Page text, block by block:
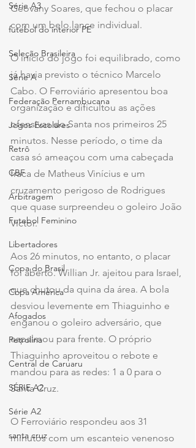
Série A3
futebol do interior PE
Seleção Brasileira
Série A
Federação Pernambucana
Jogos Escolares
Retrô
CBF
Arbitragem
Futebol Feminino
Libertadores
Copa do Brasil
Copa América
Afogados
Petrolina
Central de Caruaru
SÉRIE A2
Série A2
santa cruz
Geovany Soares, que fechou o placar
com um belo lance individual.
O início do jogo foi equilibrado, como
já havia previsto o técnico Marcelo
Cabo. O Ferroviário apresentou boa
organização e dificultou as ações
ofensivas do Santa nos primeiros 25
minutos. Nesse período, o time da
casa só ameaçou com uma cabeçada
fraca de Matheus Vinícius e um
cruzamento perigoso de Rodrigues
que quase surpreendeu o goleiro João
Victor.
Aos 26 minutos, no entanto, o placar
foi aberto. Willian Jr. ajeitou para Israel,
que chutou da quina da área. A bola
desviou levemente em Thiaguinho e
enganou o goleiro adversário, que
espalmou para frente. O próprio
Thiaguinho aproveitou o rebote e
mandou para as redes: 1 a 0 para o
Santa Cruz.
O Ferroviário respondeu aos 31
minutos com um escanteio venenoso